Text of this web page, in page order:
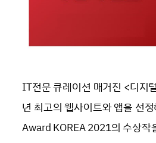
IT전문 큐레이션 매거진 <디지
년 최고의 웹사이트와 앱을 선
Award KOREA 2021의 수상작